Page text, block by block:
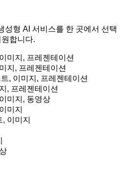
성형 AI 서비스를 한 곳에서 선택
합니다.
미지, 프레젠테이션
지, 프레젠테이션
, 이미지, 프레젠테이션
, 프레젠테이션
미지, 동영상
미지
이미지